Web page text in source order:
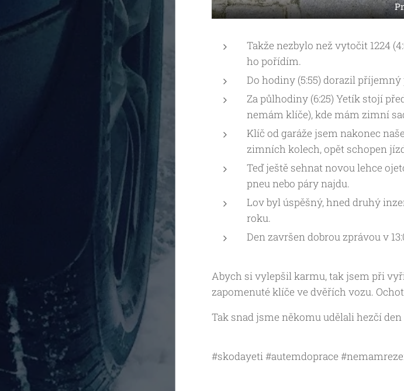
Takže nezbylo než vytočit 1224
ho pořídím.
Do hodiny (5:55) dorazil
Za půlhodiny (6:25) Yetík stojí
nemám klíče), kde mám zimní
Klíč od garáže jsem nakonec
zimních kolech, opět schopen
Teď ještě sehnat novou lehce
pneu nebo páry najdu.
Lov byl úspěšný, hned druhý
roku.
Den završen dobrou zprávou v
Abych si vylepšil karmu, tak jsem při
zapomenuté klíče ve dvěřích vozu.
Tak snad jsme někomu udělali hezčí den
#skodayeti #autemdoprace